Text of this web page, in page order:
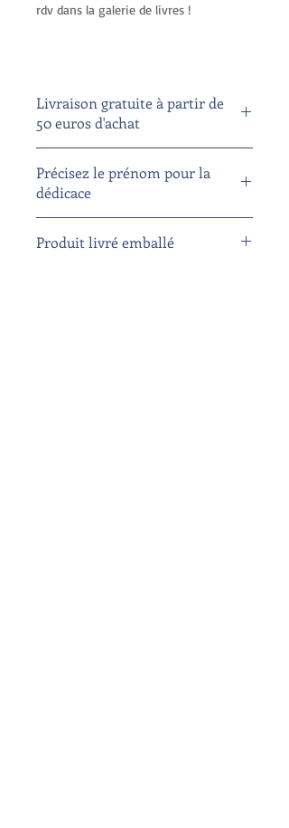
rdv dans la galerie de livres !
Livraison gratuite à partir de
50 euros d'achat
Précisez le prénom pour la
dédicace
Produit livré emballé